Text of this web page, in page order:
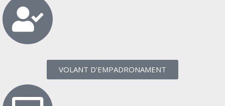
VOLANT D'EMPADRONAMENT